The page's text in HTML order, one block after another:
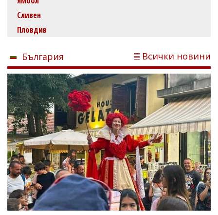
Сливен
Пловдив
България Всички новини